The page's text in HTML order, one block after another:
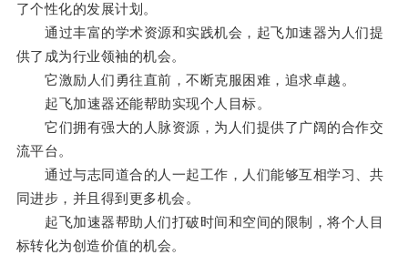
了个性化的发展计划。
通过丰富的学术资源和实践机会，起飞加速器为人们提
供了成为行业领袖的机会。
它激励人们勇往直前，不断克服困难，追求卓越。
起飞加速器还能帮助实现个人目标。
它们拥有强大的人脉资源，为人们提供了广阔的合作交
流平台。
通过与志同道合的人一起工作，人们能够互相学习、共
同进步，并且得到更多机会。
起飞加速器帮助人们打破时间和空间的限制，将个人目
标转化为创造价值的机会。